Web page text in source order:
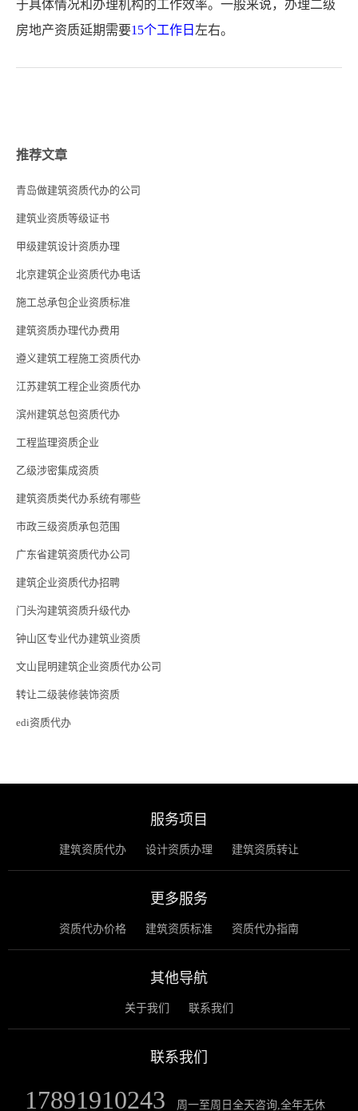
于具体情况和办理机构的工作效率。一般来说，办理二级
房地产资质延期需要15个工作日 左右。
推荐文章
青岛做建筑资质代办的公司
建筑业资质等级证书
甲级建筑设计资质办理
北京建筑企业资质代办电话
施工总承包企业资质标准
建筑资质办理代办费用
遵义建筑工程施工资质代办
江苏建筑工程企业资质代办
滨州建筑总包资质代办
工程监理资质企业
乙级涉密集成资质
建筑资质类代办系统有哪些
市政三级资质承包范围
广东省建筑资质代办公司
建筑企业资质代办招聘
门头沟建筑资质升级代办
钟山区专业代办建筑业资质
文山昆明建筑企业资质代办公司
转让二级装修装饰资质
edi资质代办
服务项目
建筑资质代办 设计资质办理 建筑资质转让
更多服务
资质代办价格 建筑资质标准 资质代办指南
其他导航
关于我们 联系我们
联系我们
17891910243 周一至周日全天咨询,全年无休